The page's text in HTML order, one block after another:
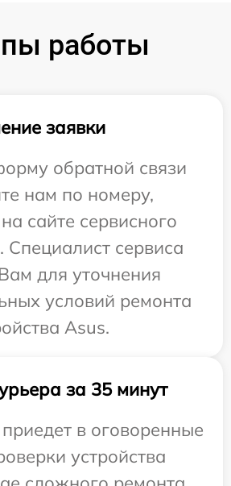
работы
заявки
обратной связи
нам по номеру,
сайте сервисного
Специалист сервиса
для уточнения
условий ремонта
Asus.
за 35 минут
в оговоренные
устройства